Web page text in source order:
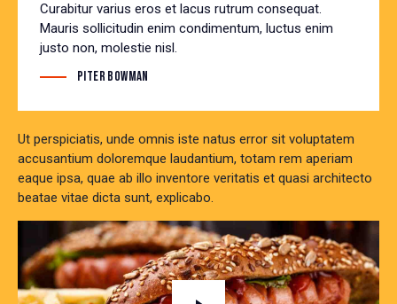
Curabitur varius eros et lacus rutrum consequat.
Mauris sollicitudin enim condimentum, luctus enim
justo non, molestie nisl.
Piter Bowman
Ut perspiciatis, unde omnis iste natus error sit voluptatem
accusantium doloremque laudantium, totam rem aperiam
eaque ipsa, quae ab illo inventore veritatis et quasi architecto
beatae vitae dicta sunt, explicabo.